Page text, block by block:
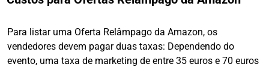
Para listar uma Oferta Relâmpago da Amazon, os
vendedores devem pagar duas taxas: Dependendo do
evento, uma taxa de marketing de entre 35 euros e 70 euros